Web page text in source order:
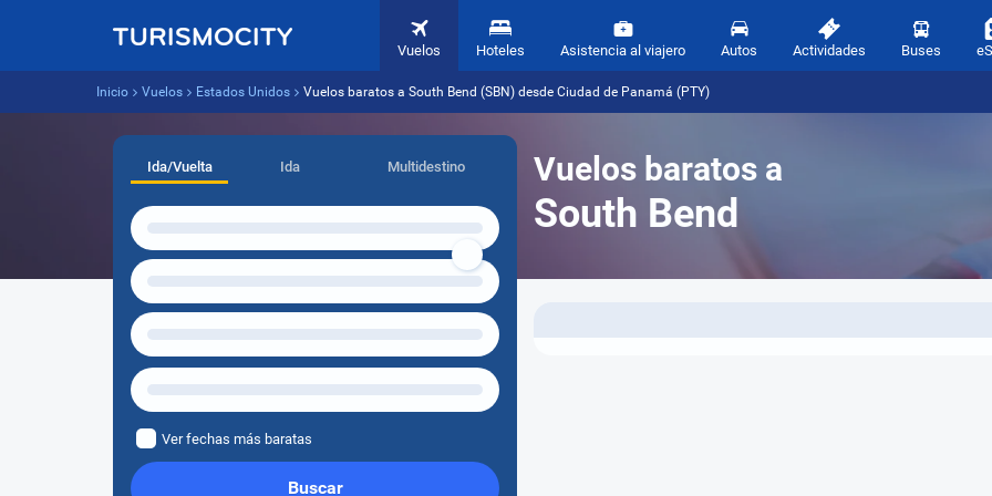
Vuelos Hoteles Asistencia al viajero Autos Actividades Buses
Inicio Vuelos Estados Unidos Vuelos baratos a South Bend (SBN) desde Ciudad de Panamá (PTY)
Vuelos baratos a
South Bend
Ida/Vuelta Ida Multidestino
Ver fechas más baratas
Buscar